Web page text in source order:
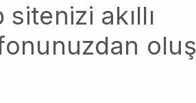
sitenizi akıllı